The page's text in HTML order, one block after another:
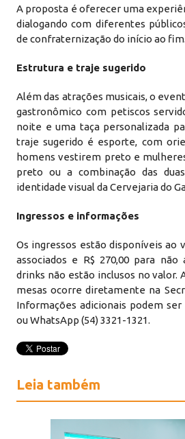
A proposta é oferecer uma
dialogando com diferentes
de confraternização do início ao fim.
Estrutura e traje sugerido
Além das atrações musicais, o
gastronômico com petiscos
noite e uma taça personalizada
traje sugerido é esporte, com
homens vestirem preto e
preto ou a combinação das
identidade visual da Cervejaria do
Ingressos e informações
Os ingressos estão disponíveis ao
associados e R$ 270,00 para não
drinks não estão inclusos no valor.
mesas ocorre diretamente na
Informações adicionais podem
ou WhatsApp (54) 3321-1321.
Leia também